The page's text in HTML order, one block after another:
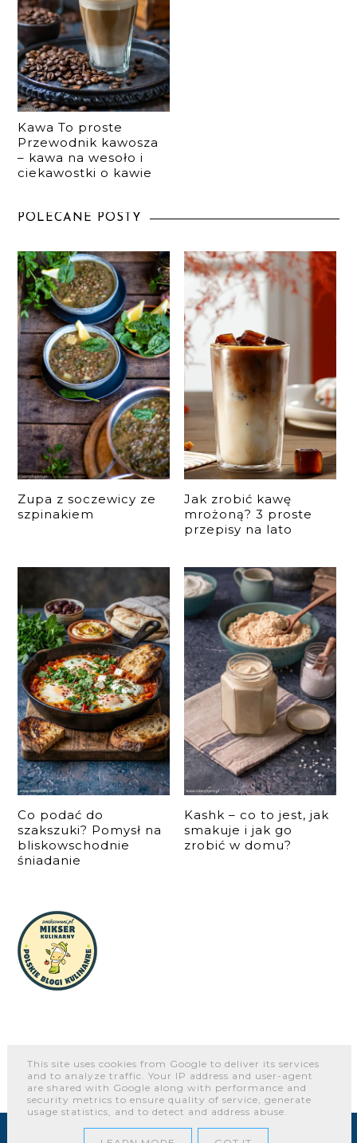
Kawa To proste
Przewodnik kawosza
– kawa na wesoło i
ciekawostki o kawie
POLECANE POSTY
Zupa z soczewicy ze
szpinakiem
Jak zrobić kawę
mrożoną? 3 proste
przepisy na lato
Co podać do
szakszuki? Pomysł na
bliskowschodnie
śniadanie
Kashk – co to jest, jak
smakuje i jak go
zrobić w domu?
O NAS WSPÓŁPRACA I KONTAKT PORTFOLIO
PRZEPISY DLA KAŻDEGO.
This site uses cookies from Google to deliver its services
and to analyze traffic. Your IP address and user-agent
are shared with Google along with performance and
security metrics to ensure quality of service, generate
usage statistics, and to detect and address abuse.